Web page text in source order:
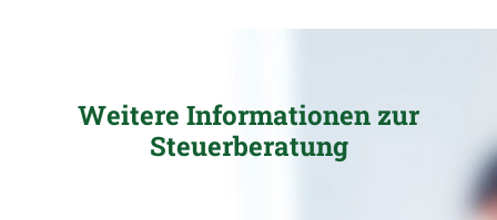
Weitere Informationen zur
Steuerberatung